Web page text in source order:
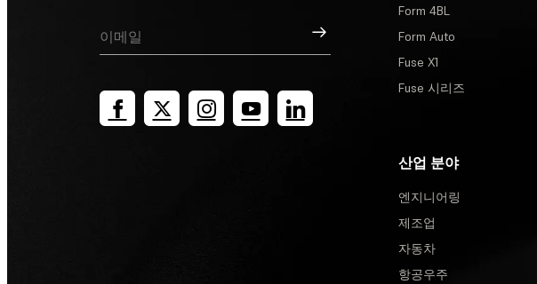
가입
Form 4BL
Form Auto
Fuse X1
Fuse 시리즈
산업 분야
엔지니어링
제조업
자동차
항공우주